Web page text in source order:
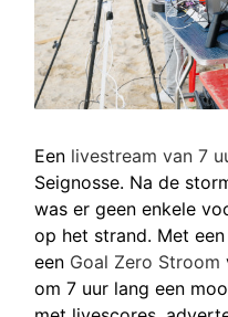
Een livestream van 7
Seignosse. Na de
was er geen enkele
op het strand. Met
een Goal Zero Stroom
om 7 uur lang een